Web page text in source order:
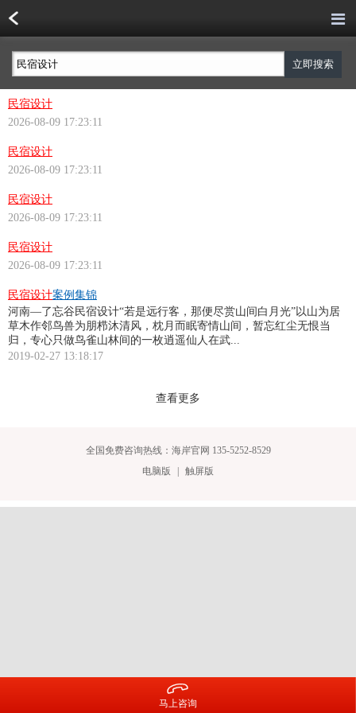
民宿设计
2026-08-09 17:23:11
民宿设计
2026-08-09 17:23:11
民宿设计
2026-08-09 17:23:11
民宿设计
2026-08-09 17:23:11
民宿设计案例集锦
河南—了忘谷 民宿设计“若是远行客，那便尽赏山间白月光”以山为居
草木作邻鸟兽为朋栉沐清风，枕月而眠寄情山间，暂忘红尘无恨当
归，专心只做鸟雀山林间的一枚逍遥仙人在武...
2019-02-27 13:18:17
查看更多
全国免费咨询热线：海岸官网 135-5252-8529
电脑版
触屏版

马上咨询